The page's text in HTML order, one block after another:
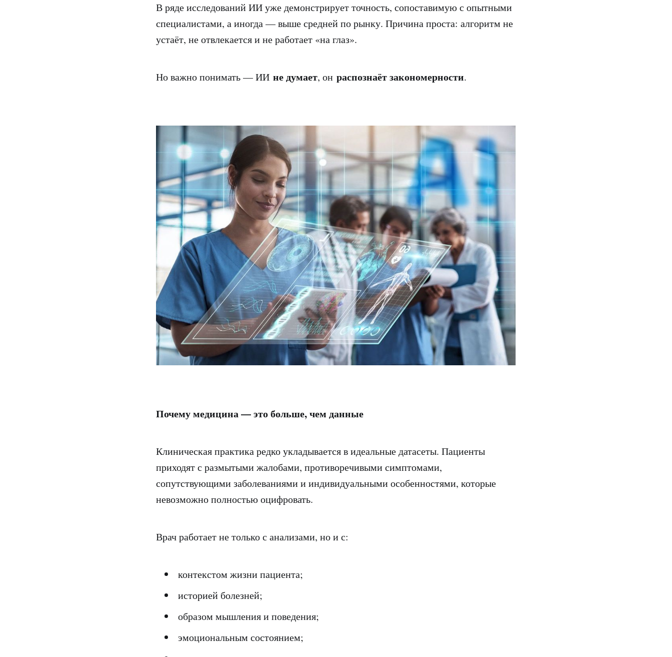
В ряде исследований ИИ уже демонстрирует точность, сопоставимую с опытными
специалистами, а иногда — выше средней по рынку. Причина проста: алгоритм не
устаёт, не отвлекается и не работает «на глаз».
Но важно понимать — ИИ не думает, он распознаёт закономерности.
Почему медицина — это больше, чем данные
Клиническая практика редко укладывается в идеальные датасеты. Пациенты
приходят с размытыми жалобами, противоречивыми симптомами,
сопутствующими заболеваниями и индивидуальными особенностями, которые
невозможно полностью оцифровать.
Врач работает не только с анализами, но и с:
контекстом жизни пациента;
историей болезней;
образом мышления и поведения;
эмоциональным состоянием;